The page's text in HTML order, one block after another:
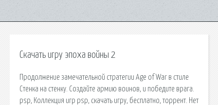
Скачать игру эпоха войны 2
Продолжение замечательной стратегии Age of War в стиле
Cтенка на стенку. Создайте армию воинов, и победите врага.
psp, Коллекция игр psp, скачать игру, бесплатно, торрент. Нет